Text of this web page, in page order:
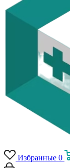
Избранные 0